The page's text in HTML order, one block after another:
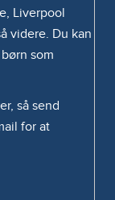
Liverpool
videre. Du kan
som
så send
for at